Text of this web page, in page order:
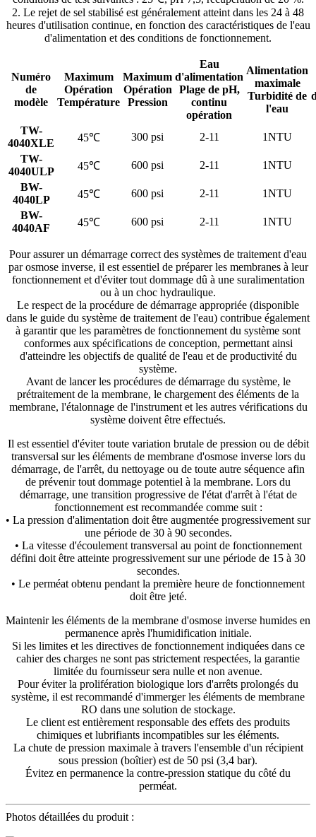
2. Le rejet de sel stabilisé est généralement atteint dans les 24 à 48
heures d'utilisation continue, en fonction des caractéristiques de l'eau
d'alimentation et des conditions de fonctionnement.
Numéro
de
modèle
Maximum
Opération
Température
Maximum
Opération
Pression
Eau
d'alimentation
Plage de pH,
continu
opération
Alimentation
maximale
Turbidité de
l'eau
TW-
4040XLE
45℃ 300 psi 2-11
1NTU
TW-
4040ULP
45℃ 600 psi 2-11
1NTU
BW-
4040LP
45℃ 600 psi 2-11
1NTU
BW-
4040AF
45℃ 600 psi 2-11 1NTU
Pour assurer un démarrage correct des systèmes de traitement d'eau
par osmose inverse, il est essentiel de préparer les membranes à leur
fonctionnement et d'éviter tout dommage dû à une suralimentation
ou à un choc hydraulique.
Le respect de la procédure de démarrage appropriée (disponible
dans le guide du système de traitement de l'eau) contribue également
à garantir que les paramètres de fonctionnement du système sont
conformes aux spécifications de conception, permettant ainsi
d'atteindre les objectifs de qualité de l'eau et de productivité du
système.
Avant de lancer les procédures de démarrage du système, le
prétraitement de la membrane, le chargement des éléments de la
membrane, l'étalonnage de l'instrument et les autres vérifications du
système doivent être effectués.
Il est essentiel d'éviter toute variation brutale de pression ou de débit
transversal sur les éléments de membrane d'osmose inverse lors du
démarrage, de l'arrêt, du nettoyage ou de toute autre séquence afin
de prévenir tout dommage potentiel à la membrane. Lors du
démarrage, une transition progressive de l'état d'arrêt à l'état de
fonctionnement est recommandée comme suit :
• La pression d'alimentation doit être augmentée progressivement sur
une période de 30 à 90 secondes.
• La vitesse d'écoulement transversal au point de fonctionnement
défini doit être atteinte progressivement sur une période de 15 à 30
secondes.
• Le perméat obtenu pendant la première heure de fonctionnement
doit être jeté.
Maintenir les éléments de la membrane d'osmose inverse humides en
permanence après l'humidification initiale.
Si les limites et les directives de fonctionnement indiquées dans ce
cahier des charges ne sont pas strictement respectées, la garantie
limitée du fournisseur sera nulle et non avenue.
Pour éviter la prolifération biologique lors d'arrêts prolongés du
système, il est recommandé d'immerger les éléments de membrane
RO dans une solution de stockage.
Le client est entièrement responsable des effets des produits
chimiques et lubrifiants incompatibles sur les éléments.
La chute de pression maximale à travers l'ensemble d'un récipient
sous pression (boîtier) est de 50 psi (3,4 bar).
Évitez en permanence la contre-pression statique du côté du
perméat.
Photos détaillées du produit :